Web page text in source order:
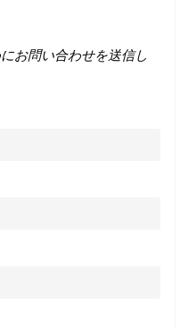
お問い合わせを送信し